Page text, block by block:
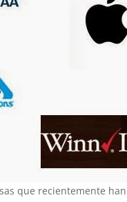
que recientemente